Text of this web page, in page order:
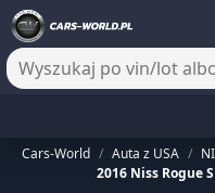
Cars-World / Auta z USA /
2016 Niss Rogue